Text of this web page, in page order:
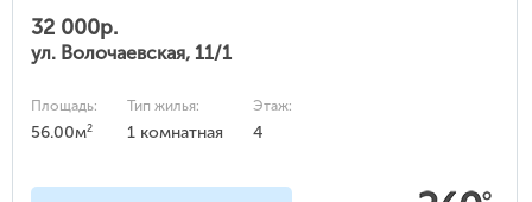
32 000р.
ул. Волочаевская, 11/1
Площадь:
56.00м2
Тип жилья:
1 комнатная
Этаж:
4